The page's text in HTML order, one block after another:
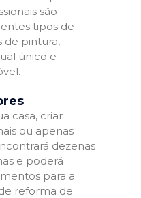
são
tipos de
de pintura,
único e
casa, criar
ou apenas
dezenas
e poderá
para a
reforma de